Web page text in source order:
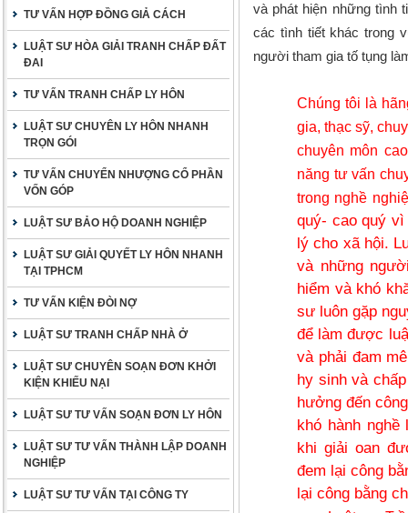
TƯ VẤN HỢP ĐỒNG GIẢ CÁCH
LUẬT SƯ HÒA GIẢI TRANH CHẤP ĐẤT
ĐAI
TƯ VẤN TRANH CHẤP LY HÔN
LUẬT SƯ CHUYÊN LY HÔN NHANH
TRỌN GÓI
TƯ VẤN CHUYỂN NHƯỢNG CỔ PHẦN
VỐN GÓP
LUẬT SƯ BẢO HỘ DOANH NGHIỆP
LUẬT SƯ GIẢI QUYẾT LY HÔN NHANH
TẠI TPHCM
TƯ VẤN KIỆN ĐÒI NỢ
LUẬT SƯ TRANH CHẤP NHÀ Ở
LUẬT SƯ CHUYÊN SOẠN ĐƠN KHỞI
KIỆN KHIẾU NẠI
LUẬT SƯ TƯ VẤN SOẠN ĐƠN LY HÔN
LUẬT SƯ TƯ VẤN THÀNH LẬP DOANH
NGHIỆP
LUẬT SƯ TƯ VẤN TẠI CÔNG TY
và phát hiện những tình
các tình tiết khác trong
người tham gia tố tụng
Chúng tôi là
gia, thạc sỹ,
chuyên môn
năng tư vấn
trong nghề
quý- cao quý
lý cho xã hội.
và những
hiểm và khó
sư luôn gặp
để làm được
và phải đam
hy sinh và
hưởng đến
khó hành
khi giải oan
đem lại công
lại công bằng